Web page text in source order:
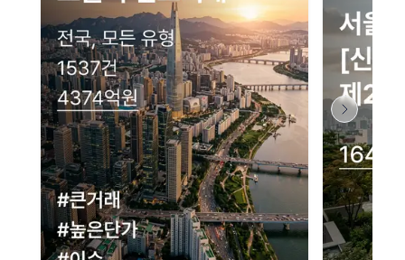
네이버 지도 연결 안내
현재 네이버 지도 연결이 원활하지 않아 지도를 불러올 수 없습니다.
이용에 불편을 드려 죄송합니다.
다시 시도